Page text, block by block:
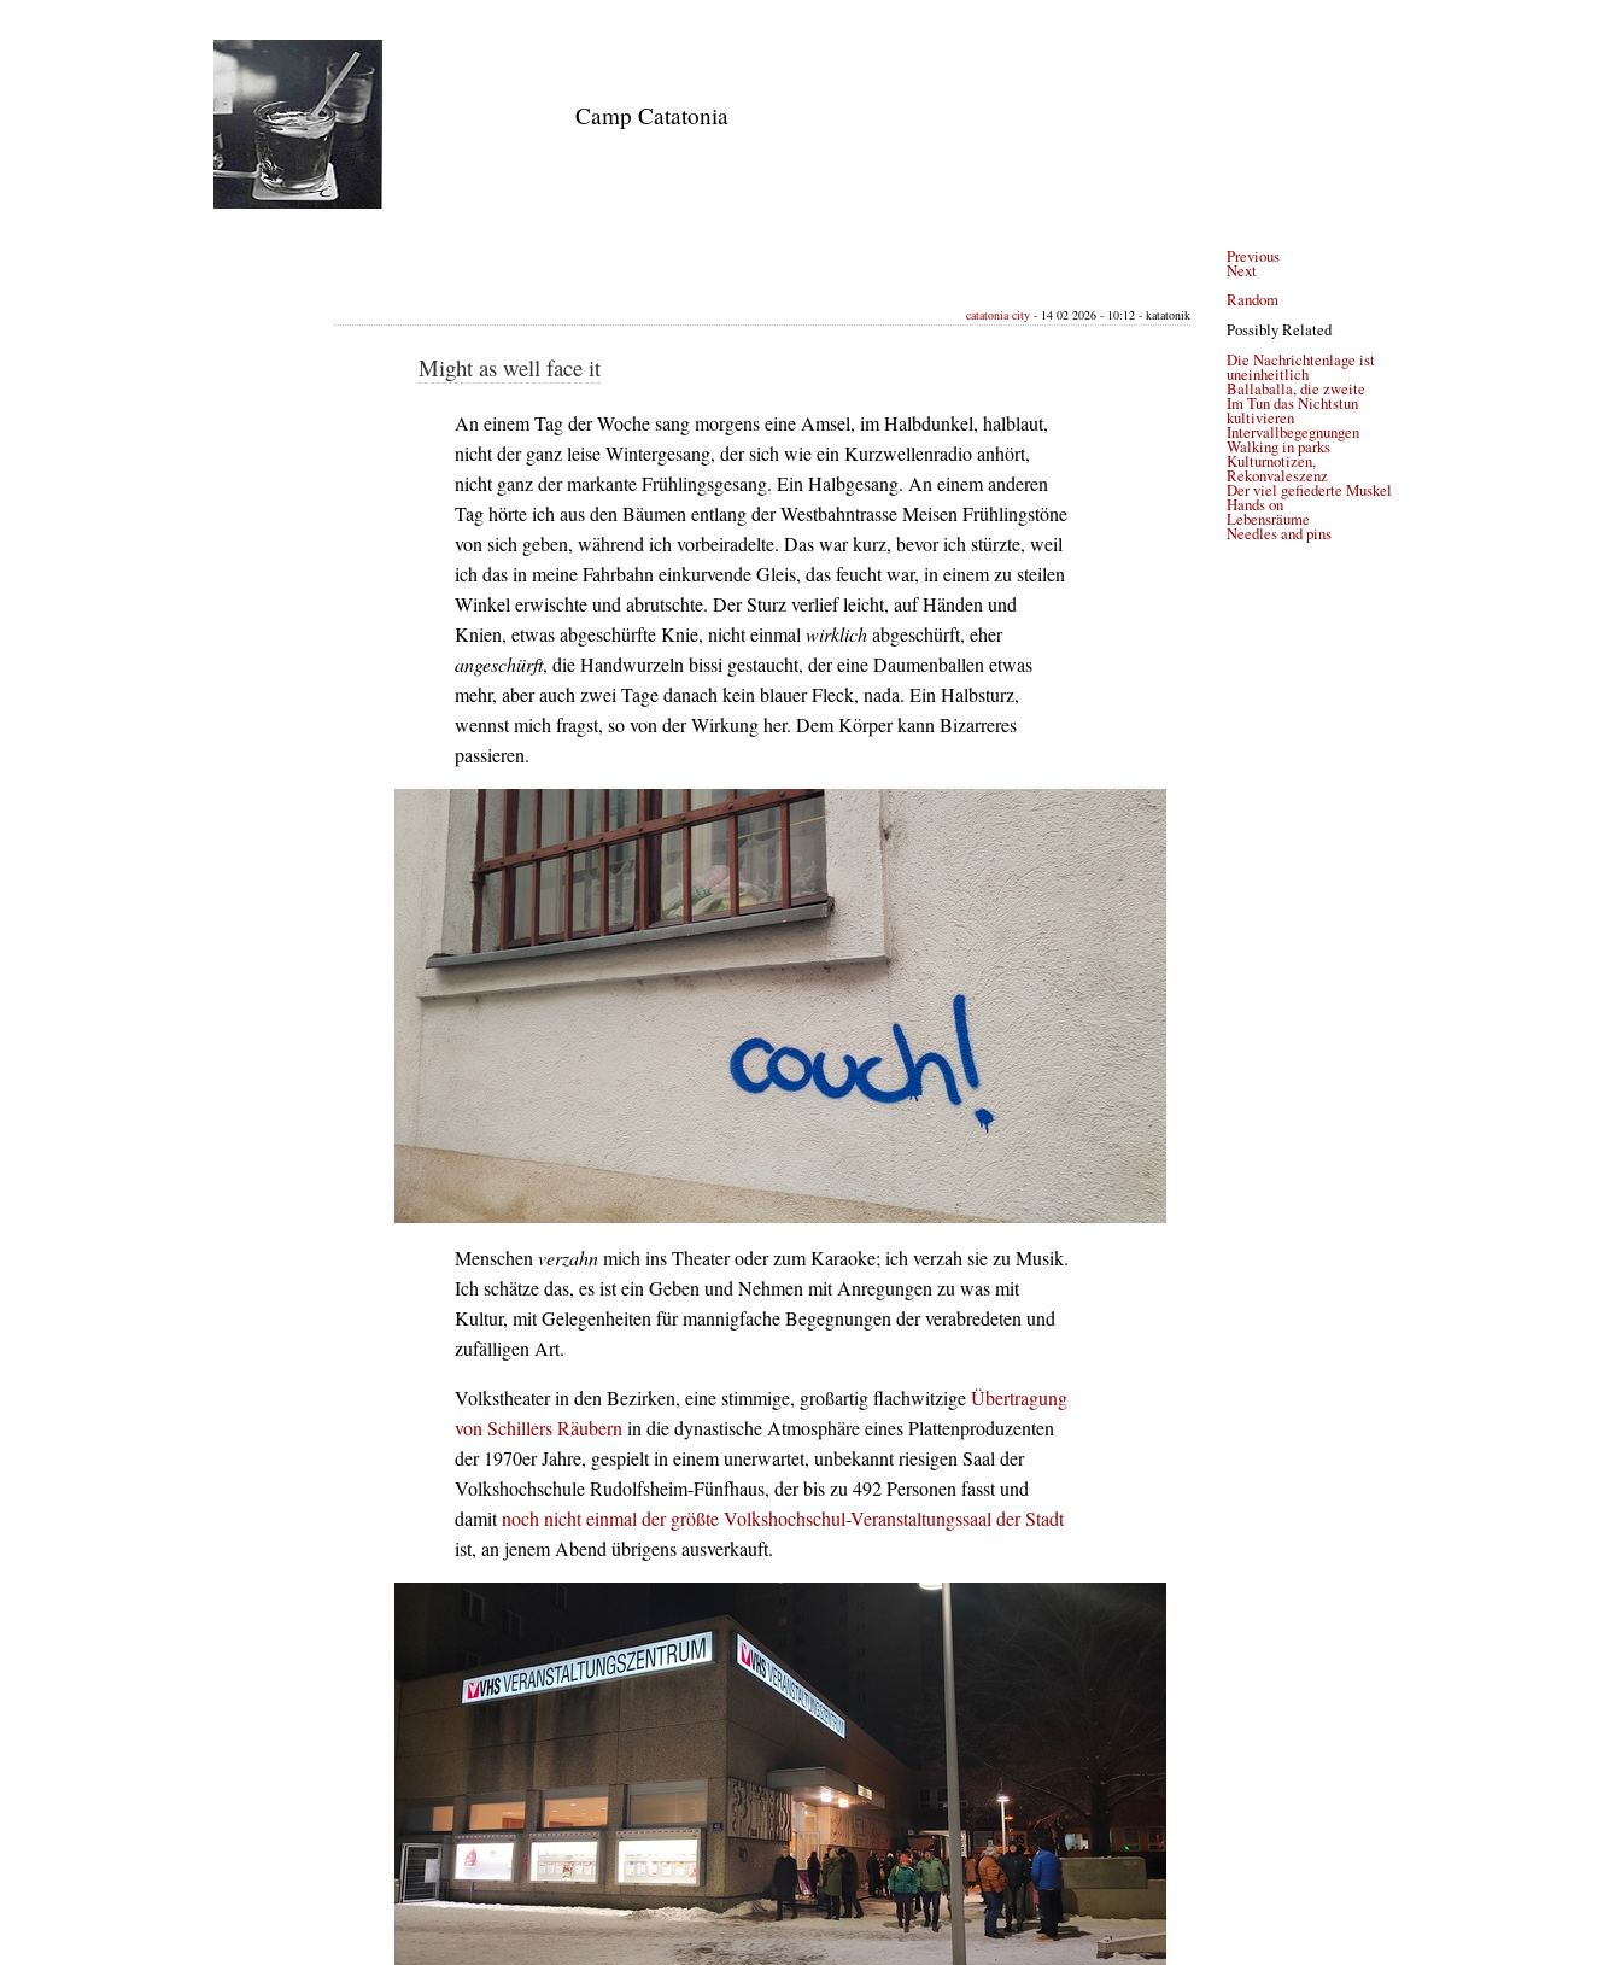
Camp Catatonia
Previous
Next
Random
Possibly Related
Die Nachrichtenlage ist
uneinheitlich
Ballaballa, die zweite
Im Tun das Nichtstun
kultivieren
Intervallbegegnungen
Walking in parks
Kulturnotizen,
Rekonvaleszenz
Der viel gefiederte Muskel
Hands on
Lebensräume
Needles and pins
catatonia city - 14 02 2026 - 10:12 - katatonik
Might as well face it
An einem Tag der Woche sang morgens eine Amsel, im Halbdunkel, halblaut,
nicht der ganz leise Wintergesang, der sich wie ein Kurzwellenradio anhört,
nicht ganz der markante Frühlingsgesang. Ein Halbgesang. An einem anderen
Tag hörte ich aus den Bäumen entlang der Westbahntrasse Meisen Frühlingstöne
von sich geben, während ich vorbeiradelte. Das war kurz, bevor ich stürzte, weil
ich das in meine Fahrbahn einkurvende Gleis, das feucht war, in einem zu steilen
Winkel erwischte und abrutschte. Der Sturz verlief leicht, auf Händen und
Knien, etwas abgeschürfte Knie, nicht einmalwirklichabgeschürft, eher
angeschürft, die Handwurzeln bissi gestaucht, der eine Daumenballen etwas
mehr, aber auch zwei Tage danach kein blauer Fleck, nada. Ein Halbsturz,
wennst mich fragst, so von der Wirkung her. Dem Körper kann Bizarreres
passieren.
Menschenverzahnmich ins Theater oder zum Karaoke; ich verzah sie zu Musik.
Ich schätze das, es ist ein Geben und Nehmen mit Anregungen zu was mit
Kultur, mit Gelegenheiten für mannigfache Begegnungen der verabredeten und
zufälligen Art.
Volkstheater in den Bezirken, eine stimmige, großartig flachwitzigeÜbertragung
von Schillers Räubernin die dynastische Atmosphäre eines Plattenproduzenten
der 1970er Jahre, gespielt in einem unerwartet, unbekannt riesigen Saal der
Volkshochschule Rudolfsheim-Fünfhaus, der bis zu 492 Personen fasst und
damitnoch nicht einmal der größte Volkshochschul-Veranstaltungssaal der Stadt
ist, an jenem Abend übrigens ausverkauft.